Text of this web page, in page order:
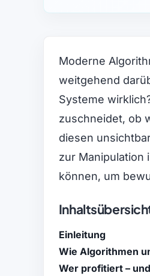
Moderne
weitgehend
Systeme
zuschneidet, ob
diesen
zur Manipulation
können, um
Einleitung
Wie Algorithmen
Wer profitiert –